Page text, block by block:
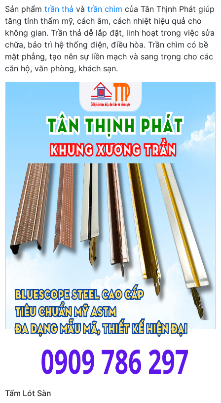
Sản phẩm trần thả và trần chìm của Tân Thịnh Phát giúp
tăng tính thẩm mỹ, cách âm, cách nhiệt hiệu quả cho
không gian. Trần thả dễ lắp đặt, linh hoạt trong việc sửa
chữa, bảo trì hệ thống điện, điều hòa. Trần chìm có bề
mặt phẳng, tạo nên sự liền mạch và sang trọng cho các
căn hộ, văn phòng, khách sạn.
Tấm Lót Sàn